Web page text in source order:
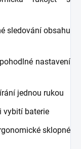
sledování obsahu
nastavení
jednou rukou
vybití baterie
sklopné